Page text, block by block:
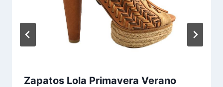
Zapatos Lola Primavera Verano